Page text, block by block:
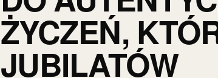
ŻYCZEŃ,
JUBILATÓW